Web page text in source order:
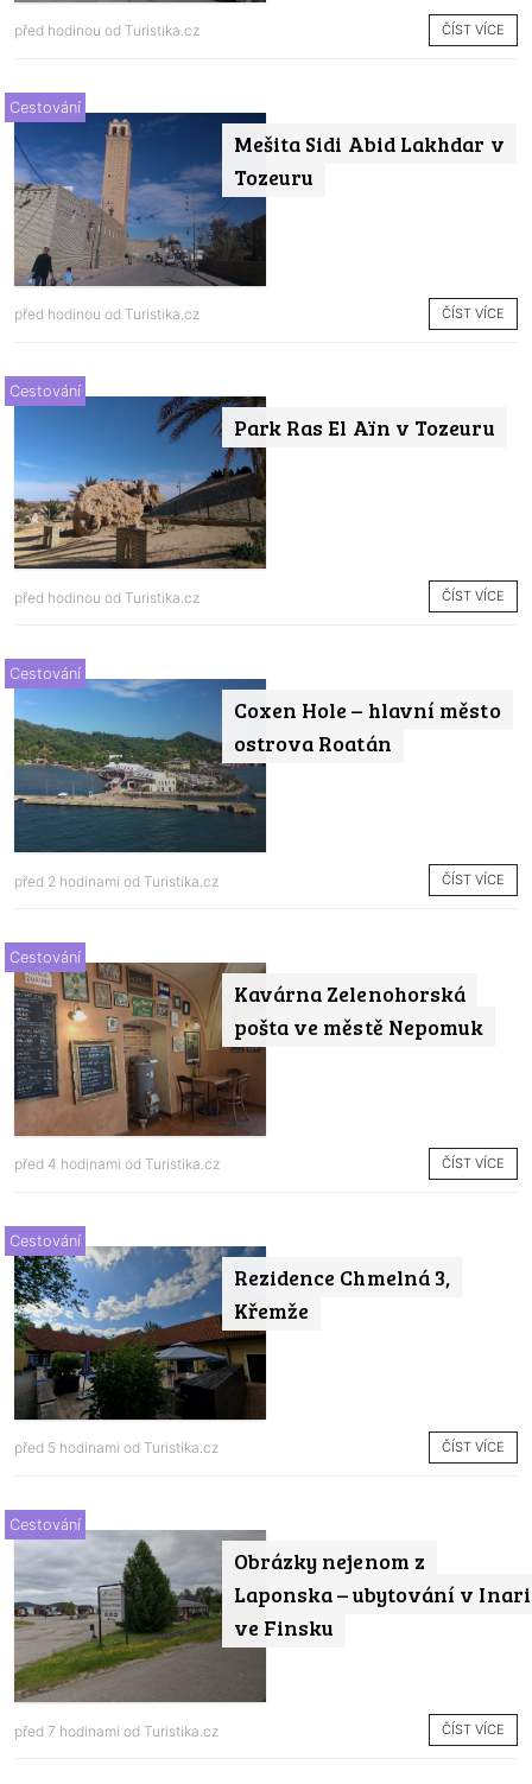
před hodinou od Turistika.cz ČÍST VÍCE
Mešita Sidi Abid Lakhdar v
Tozeuru
Cestování
před hodinou od Turistika.cz ČÍST VÍCE
Park Ras El Aïn v Tozeuru
Cestování
před hodinou od Turistika.cz ČÍST VÍCE
Coxen Hole – hlavní město
ostrova Roatán
Cestování
před 2 hodinami od Turistika.cz ČÍST VÍCE
Kavárna Zelenohorská
pošta ve městě Nepomuk
Cestování
před 4 hodinami od Turistika.cz ČÍST VÍCE
Rezidence Chmelná 3,
Křemže
Cestování
před 5 hodinami od Turistika.cz ČÍST VÍCE
Obrázky nejenom z
Laponska – ubytování v Inari
ve Finsku
Cestování
před 7 hodinami od Turistika.cz ČÍST VÍCE